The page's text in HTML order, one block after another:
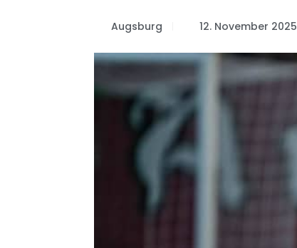
Augsburg 12. November 2025